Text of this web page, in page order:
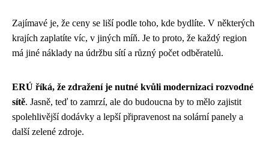
Zajímavé je, že ceny se liší podle toho, kde bydlíte. V některých
krajích zaplatíte víc, v jiných míň. Je to proto, že každý region
má jiné náklady na údržbu sítí a různý počet odběratelů.
ERÚ říká, že zdražení je nutné kvůli modernizaci rozvodné
sítě. Jasně, teď to zamrzí, ale do budoucna by to mělo zajistit
spolehlivější dodávky a lepší připravenost na solární panely a
další zelené zdroje.